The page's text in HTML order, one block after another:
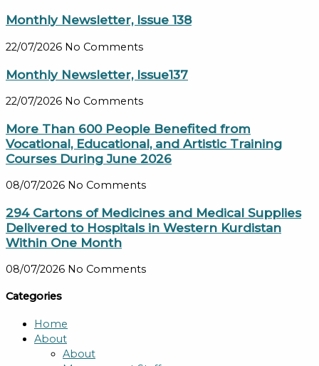
Monthly Newsletter, Issue 138
22/07/2026 No Comments
Monthly Newsletter, Issue137
22/07/2026 No Comments
More Than 600 People Benefited from
Vocational, Educational, and Artistic Training
Courses During June 2026
08/07/2026 No Comments
294 Cartons of Medicines and Medical Supplies
Delivered to Hospitals in Western Kurdistan
Within One Month
08/07/2026 No Comments
Categories
Home
About
About